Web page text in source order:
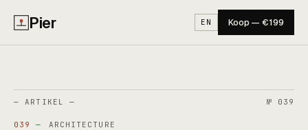
Pier EN Koop — €199
— ARTIKEL — № 039
039 — ARCHITECTURE